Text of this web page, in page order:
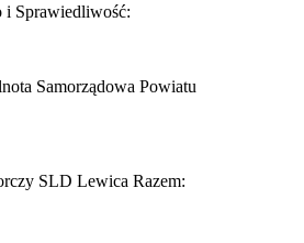
i Sprawiedliwość:
Samorządowa Powiatu
SLD Lewica Razem: